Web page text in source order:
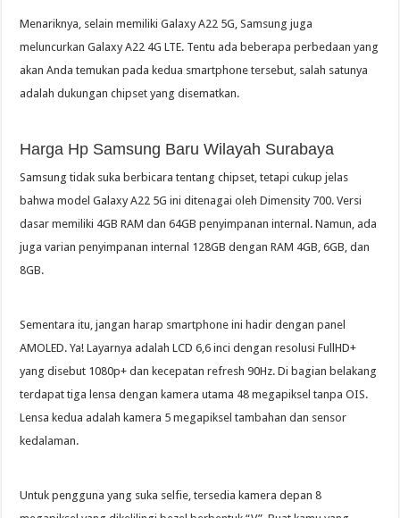
Menariknya, selain memiliki Galaxy A22 5G, Samsung juga
meluncurkan Galaxy A22 4G LTE. Tentu ada beberapa perbedaan yang
akan Anda temukan pada kedua smartphone tersebut, salah satunya
adalah dukungan chipset yang disematkan.
Harga Hp Samsung Baru Wilayah Surabaya
Samsung tidak suka berbicara tentang chipset, tetapi cukup jelas
bahwa model Galaxy A22 5G ini ditenagai oleh Dimensity 700. Versi
dasar memiliki 4GB RAM dan 64GB penyimpanan internal. Namun, ada
juga varian penyimpanan internal 128GB dengan RAM 4GB, 6GB, dan
8GB.
Sementara itu, jangan harap smartphone ini hadir dengan panel
AMOLED. Ya! Layarnya adalah LCD 6,6 inci dengan resolusi FullHD+
yang disebut 1080p+ dan kecepatan refresh 90Hz. Di bagian belakang
terdapat tiga lensa dengan kamera utama 48 megapiksel tanpa OIS.
Lensa kedua adalah kamera 5 megapiksel tambahan dan sensor
kedalaman.
Untuk pengguna yang suka selfie, tersedia kamera depan 8